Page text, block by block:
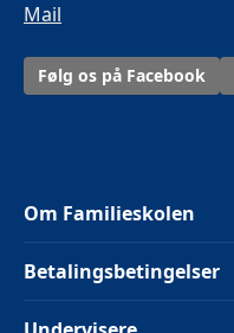
Mail
Følg os på Facebook
Om Familieskolen
Betalingsbetingelser